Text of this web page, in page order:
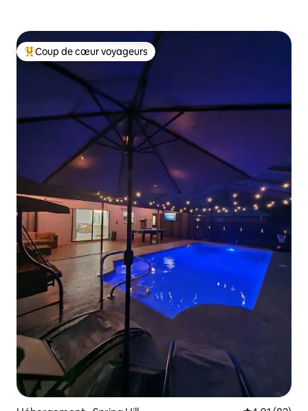
Coups de cœur voyageurs les plus appréciés
Coup de cœur voyageurs